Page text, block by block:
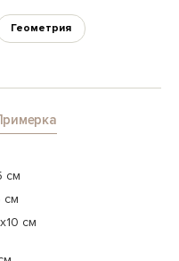
Геометрия
см
см
см